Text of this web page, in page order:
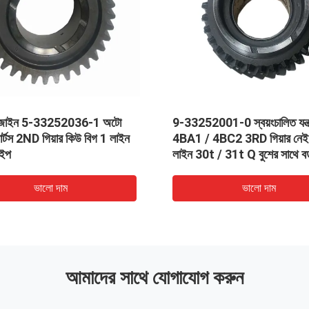
যন্ত্রাংশ
নেই কোন
বড়
পুলি সহ টয়োটার জন্য 12 ভি সুপার ওডিএম
ইএম অটো স্পেস পার্টস গাড়ি অল্টারনেটার
আমাদের সাথে যোগাযোগ করুন